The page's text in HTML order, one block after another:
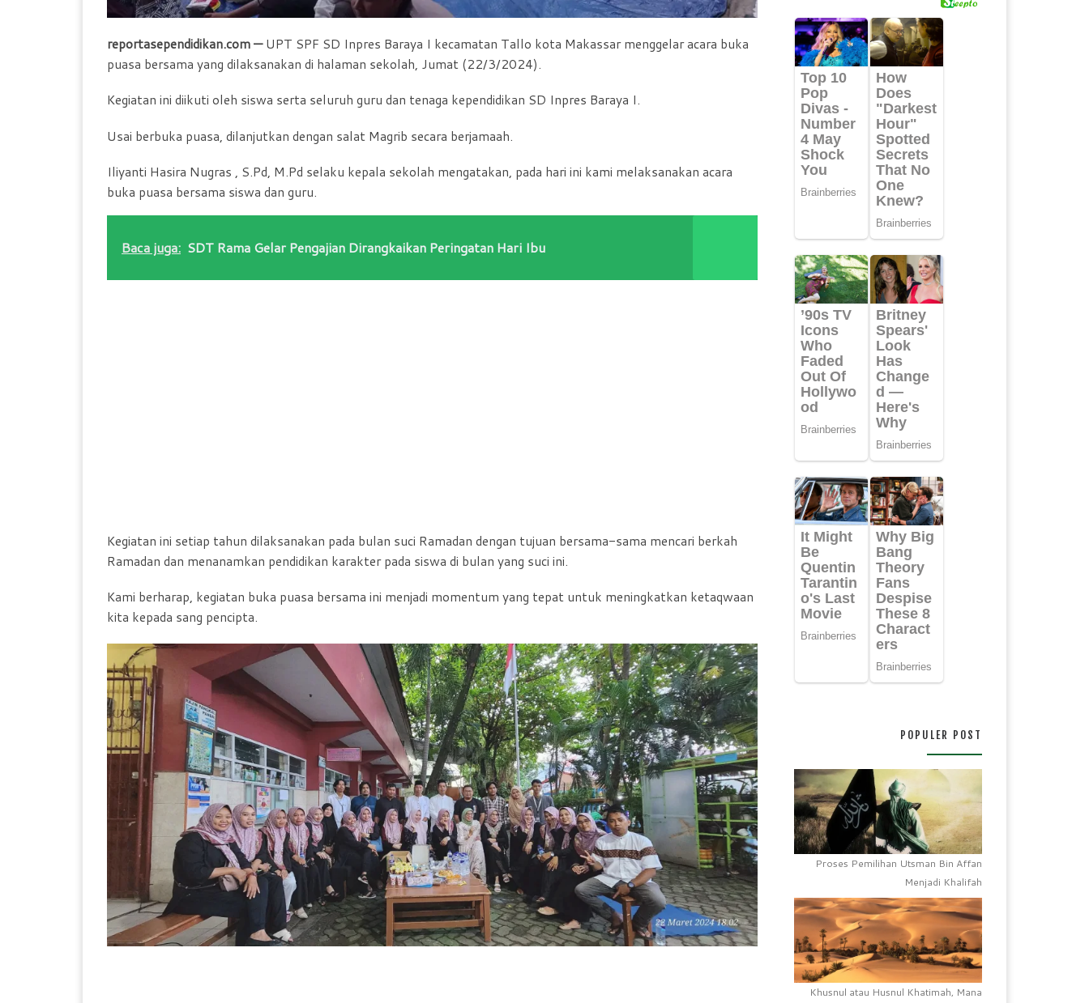
reportasependidikan.com —UPT SPF SD Inpres Baraya I kecamatan Tallo kota Makassar menggelar acara buka
puasa bersama yang dilaksanakan di halaman sekolah, Jumat (22/3/2024).
Kegiatan ini diikuti oleh siswa serta seluruh guru dan tenaga kependidikan SD Inpres Baraya I.
Usai berbuka puasa, dilanjutkan dengan salat Magrib secara berjamaah.
Iliyanti Hasira Nugras , S.Pd, M.Pd selaku kepala sekolah mengatakan, pada hari ini kami melaksanakan acara
buka puasa bersama siswa dan guru.
Baca juga: SDT Rama Gelar Pengajian Dirangkaikan Peringatan Hari Ibu
Kegiatan ini setiap tahun dilaksanakan pada bulan suci Ramadan dengan tujuan bersama-sama mencari berkah
Ramadan dan menanamkan pendidikan karakter pada siswa di bulan yang suci ini.
Kami berharap, kegiatan buka puasa bersama ini menjadi momentum yang tepat untuk meningkatkan ketaqwaan
kita kepada sang pencipta.
POPULER POST
Proses Pemilihan Utsman Bin Affan
Menjadi Khalifah
Khusnul atau Husnul Khatimah, Mana